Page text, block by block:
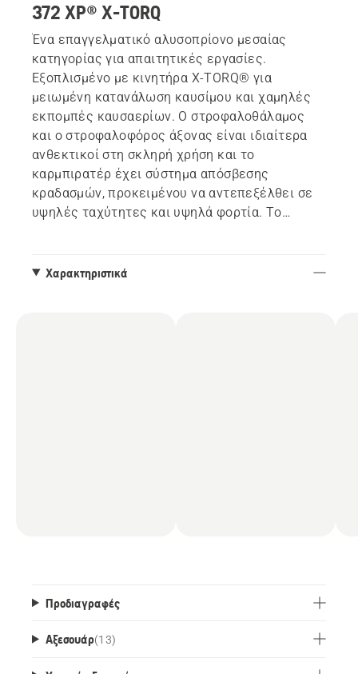
372 XP® X-TORQ
Ένα επαγγελματικό αλυσοπρίονο μεσαίας
κατηγορίας για απαιτητικές εργασίες.
Εξοπλισμένο με κινητήρα X-TORQ® για
μειωμένη κατανάλωση καυσίμου και χαμηλές
εκπομπές καυσαερίων. Ο στροφαλοθάλαμος
και ο στροφαλοφόρος άξονας είναι ιδιαίτερα
ανθεκτικοί στη σκληρή χρήση και το
καρμπιρατέρ έχει σύστημα απόσβεσης
κραδασμών, προκειμένου να αντεπεξέλθει σε
υψηλές ταχύτητες και υψηλά φορτία. Το
επιτάχυνση με την ευέλικτη εργασία.
Χαρακτηριστικά
Προδιαγραφές
Αξεσουάρ(13)